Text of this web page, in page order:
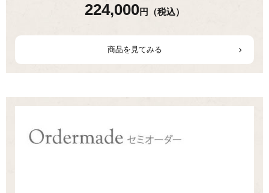
224,000円（税込）
商品を見てみる